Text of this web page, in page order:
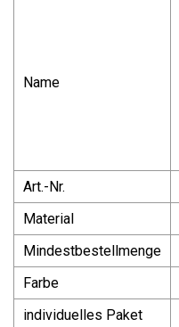
Name
Art.-Nr.
Material
Mindestbestellmenge
Farbe
individuelles Paket